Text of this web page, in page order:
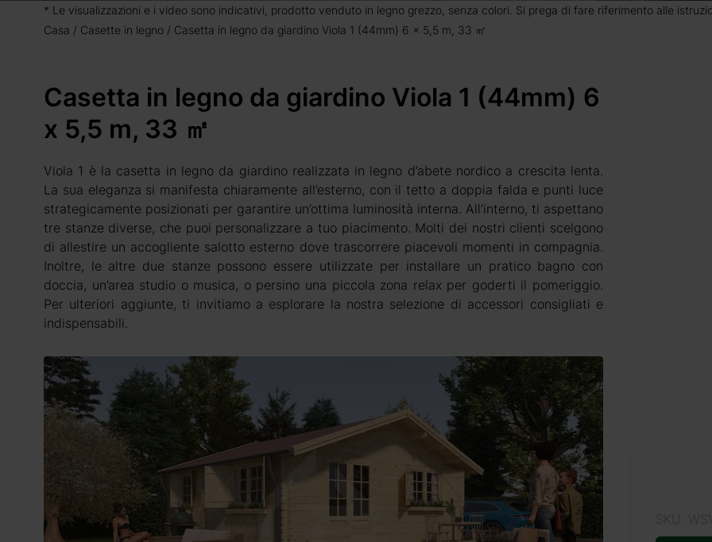
* Le visualizzazioni e i video sono indicativi, prodotto venduto in legno grezzo, senza colori. Si prega di fare riferimento alle
Casa
Casette in legno Casetta in legno da giardino Viola 1 (44mm) 6 x 5,5 m, 33 ㎡
Casetta in legno da giardino Viola 1 (44mm) 6
x 5,5 m, 33 ㎡
Viola 1 è la casetta in legno da giardino realizzata in legno d’abete nordico a crescita lenta.
La sua eleganza si manifesta chiaramente all’esterno, con il tetto a doppia falda e punti luce
strategicamente posizionati per garantire un’ottima luminosità interna. All’interno, ti aspettano
tre stanze diverse, che puoi personalizzare a tuo piacimento. Molti dei nostri clienti scelgono
di allestire un accogliente salotto esterno dove trascorrere piacevoli momenti in compagnia.
Inoltre, le altre due stanze possono essere utilizzate per installare un pratico bagno con
doccia, un’area studio o musica, o persino una piccola zona relax per goderti il pomeriggio.
Per ulteriori aggiunte, ti invitiamo a esplorare la nostra selezione di accessori consigliati e
indispensabili.